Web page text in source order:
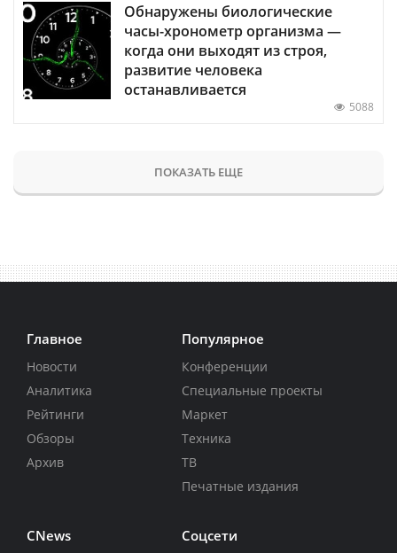
Обнаружены биологические
часы-хронометр организма —
когда они выходят из строя,
развитие человека
останавливается
5088
ПОКАЗАТЬ ЕЩЕ
Главное
Новости
Аналитика
Рейтинги
Обзоры
Архив
Популярное
Конференции
Специальные проекты
Маркет
Техника
ТВ
Печатные издания
CNews Соцсети